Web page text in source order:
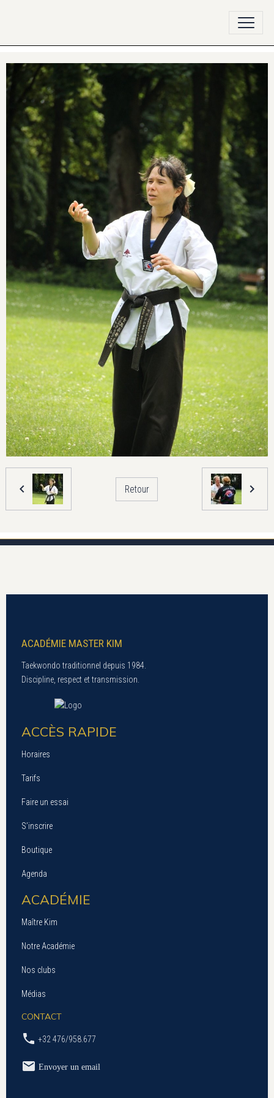
Retour
ACADÉMIE MASTER KIM
Taekwondo traditionnel depuis 1984.
Discipline, respect et transmission.
ACCÈS RAPIDE
Horaires
Tarifs
Faire un essai
S’inscrire
Boutique
Agenda
ACADÉMIE
Maître Kim
Notre Académie
Nos clubs
Médias
CONTACT
+32 476/958.677
Envoyer un email